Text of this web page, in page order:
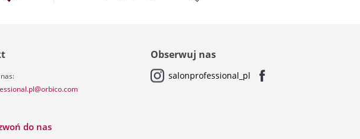
do nas
Obserwuj nas
salonprofessional_pl